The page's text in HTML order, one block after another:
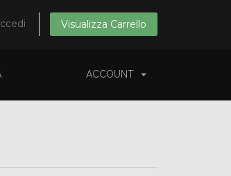
Visualizza Carrello
ACCOUNT